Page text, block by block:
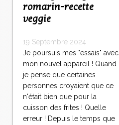
romarin-recette
veggie
19 Septembre 2024
Je poursuis mes "essais" avec
mon nouvel appareil ! Quand
je pense que certaines
personnes croyaient que ce
n'était bien que pour la
cuisson des frites ! Quelle
erreur ! Depuis le temps que